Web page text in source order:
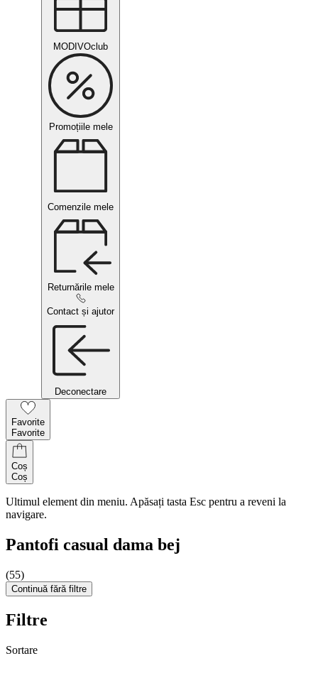
MODIVOclub
Promoțiile mele
Comenzile mele
Returnările mele
Contact și ajutor
Deconectare
Favorite
Favorite
Coș
Coș
Ultimul element din meniu. Apăsați tasta Esc pentru a reveni la
navigare.
Pantofi casual dama bej
(55)
Continuă fără filtre
Filtre
Sortare